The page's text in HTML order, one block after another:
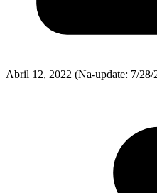
Abril 12, 2022 (Na-update: 7/28/